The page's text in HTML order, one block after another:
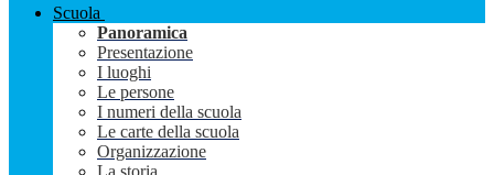
Scuola
Panoramica
Presentazione
I luoghi
Le persone
I numeri della scuola
Le carte della scuola
Organizzazione